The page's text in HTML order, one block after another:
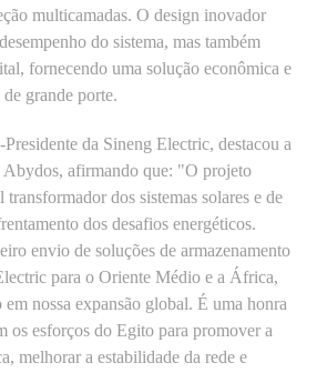
multicamadas. O design inovador
do sistema, mas também
fornecendo uma solução econômica e
grande porte.
da Sineng Electric, destacou a
afirmando que: "O projeto
dos sistemas solares e de
dos desafios energéticos.
envio de soluções de armazenamento
para o Oriente Médio e a África,
nossa expansão global. É uma honra
os esforços do Egito para promover a
melhorar a estabilidade da rede e